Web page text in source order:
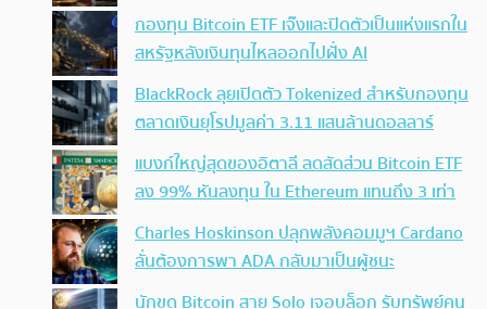
กองทุน Bitcoin ETF เจ๊งและปิดตัวเป็นแห่งแรกใน
สหรัฐหลังเงินทุนไหลออกไปฝั่ง AI
BlackRock ลุยเปิดตัว Tokenized สำหรับกองทุน
ตลาดเงินยุโรปมูลค่า 3.11 แสนล้านดอลลาร์
แบงก์ใหญ่สุดของอิตาลี ลดสัดส่วน Bitcoin ETF
ลง 99% หันลงทุน ใน Ethereum แทนถึง 3 เท่า
Charles Hoskinson ปลุกพลังคอมมูฯ Cardano
ลั่นต้องการพา ADA กลับมาเป็นผู้ชนะ
นักขุด Bitcoin สาย Solo เจอบล็อก รับทรัพย์คน